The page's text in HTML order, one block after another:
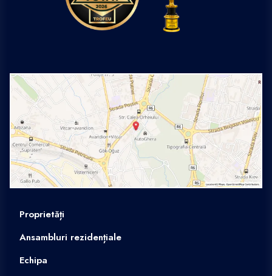
Proprietăți
Ansambluri rezidențiale
Echipa